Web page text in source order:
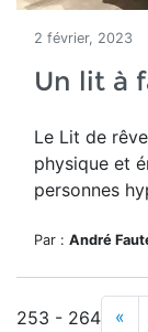
2 février, 2023
Un lit à
Le Lit de
physique et
personnes
Par : André
253 - 264
«